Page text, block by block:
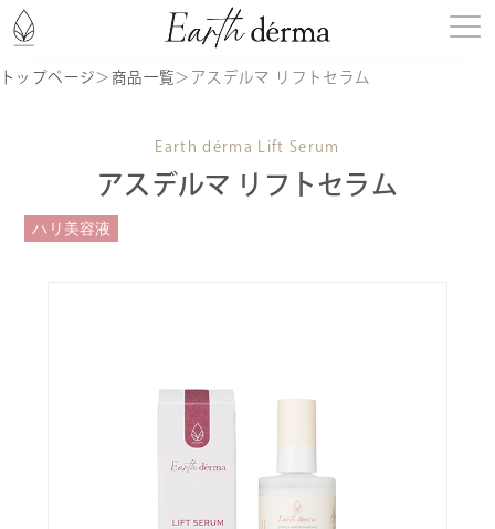
商品一覧
記事一覧
ショッピングガイド
トップページ＞ 商品一覧＞ アスデルマ リフトセラム
Earth dérma Lift Serum
アスデルマ リフトセラム
ハリ美容液